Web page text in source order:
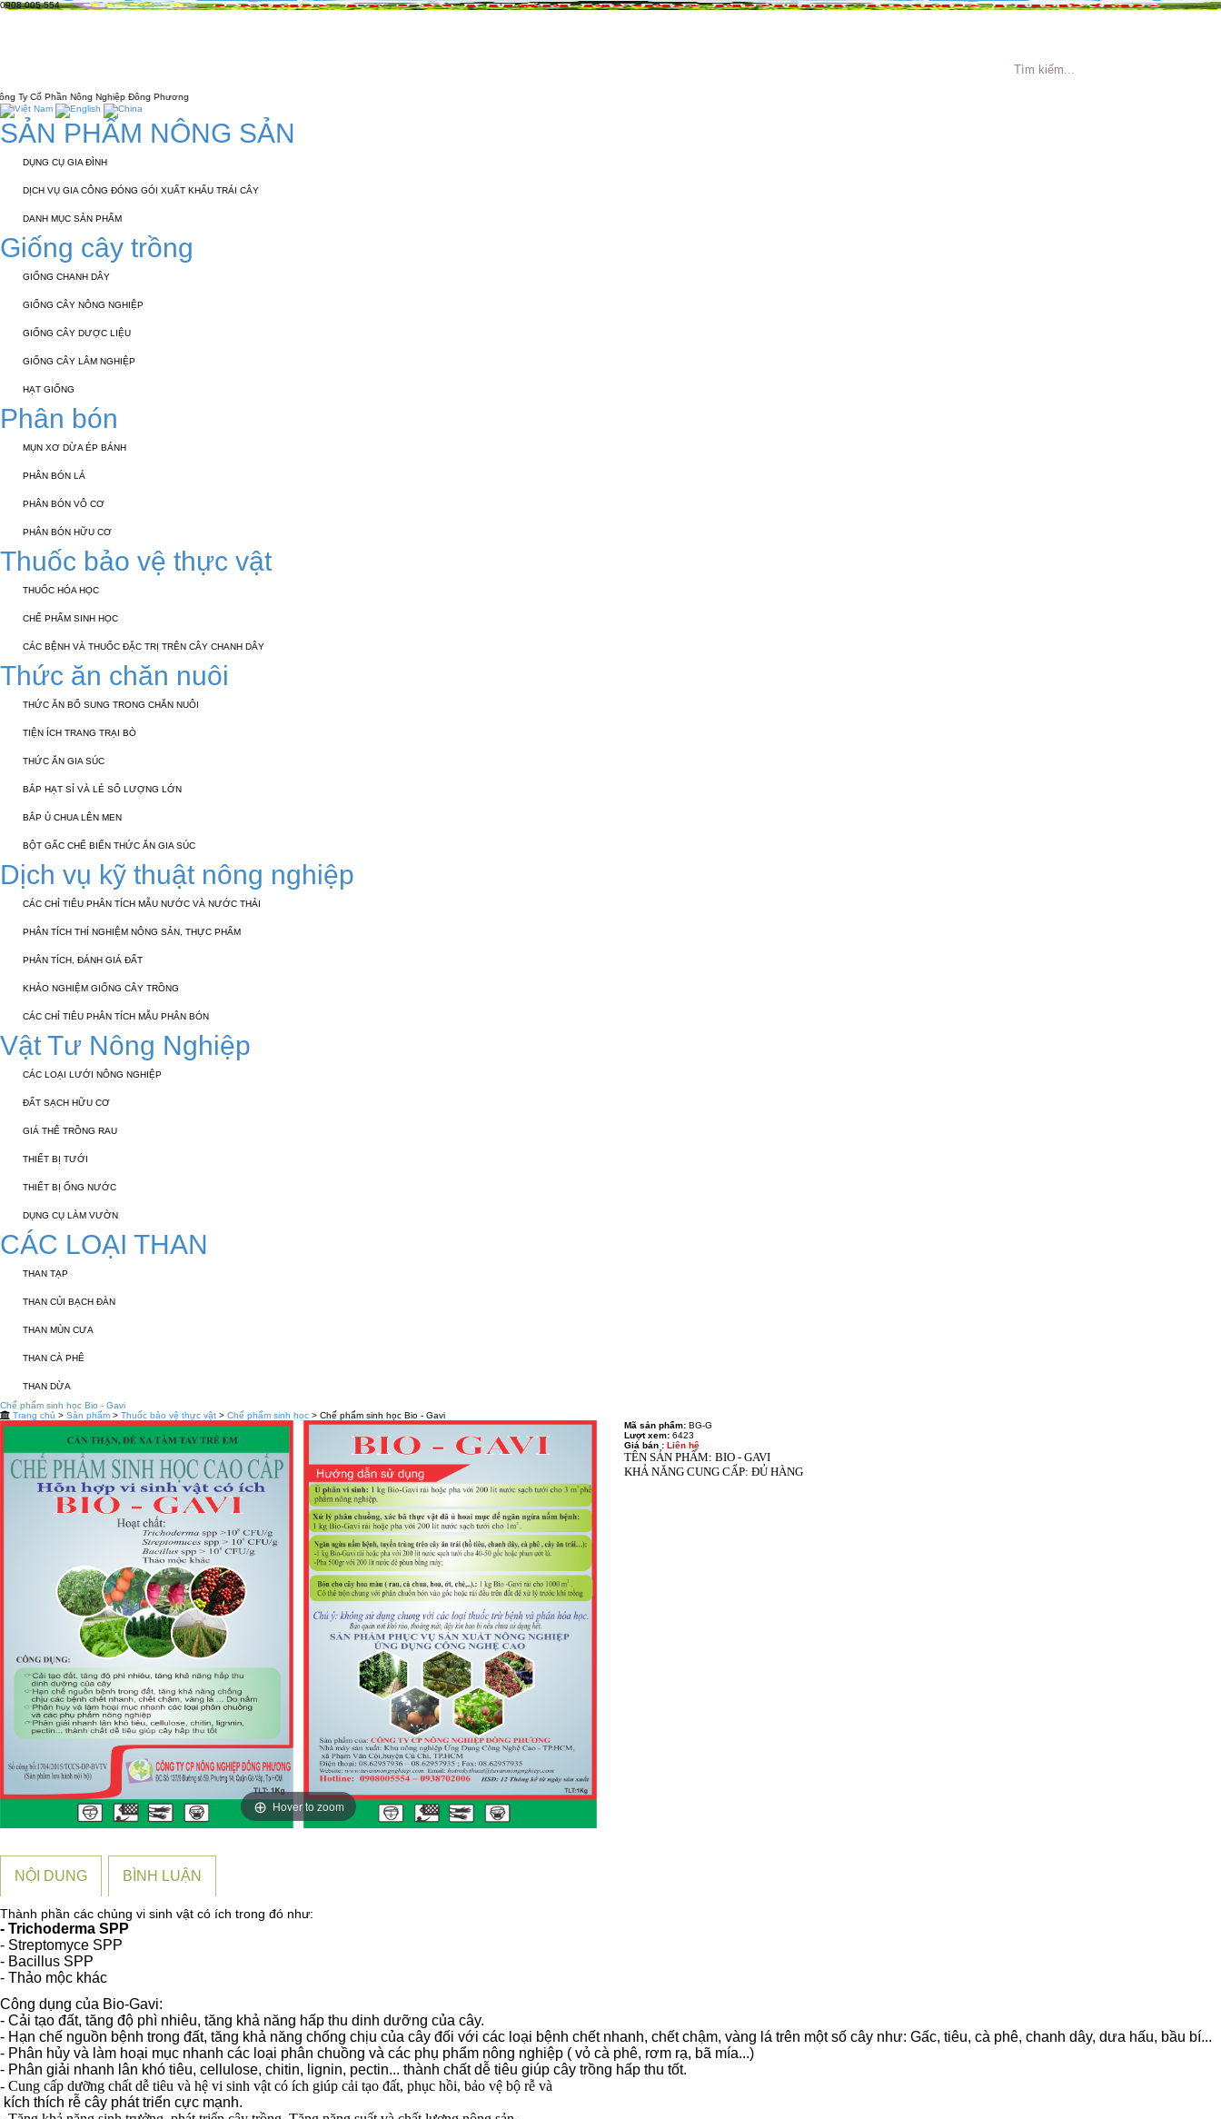
0908 005 554
Nông Nghiệp Đông Phương
SẢN PHẨM NÔNG SẢN
DỤNG CỤ GIA ĐÌNH
DỊCH VỤ GIA CÔNG ĐÓNG GÓI XUẤT KHẨU TRÁI CÂY
DANH MỤC SẢN PHẨM
Giống cây trồng
GIỐNG CHANH DÂY
GIỐNG CÂY NÔNG NGHIỆP
GIỐNG CÂY DƯỢC LIỆU
GIỐNG CÂY LÂM NGHIỆP
HẠT GIỐNG
Phân bón
MỤN XƠ DỪA ÉP BÁNH
PHÂN BÓN LÁ
PHÂN BÓN VÔ CƠ
PHÂN BÓN HỮU CƠ
Thuốc bảo vệ thực vật
THUỐC HÓA HỌC
CHẾ PHẨM SINH HỌC
CÁC BỆNH VÀ THUỐC ĐẶC TRỊ TRÊN CÂY CHANH DÂY
Thức ăn chăn nuôi
THỨC ĂN BỔ SUNG TRONG CHĂN NUÔI
TIỆN ÍCH TRANG TRẠI BÒ
THỨC ĂN GIA SÚC
BẮP HẠT SỈ VÀ LẺ SỐ LƯỢNG LỚN
BẮP Ủ CHUA LÊN MEN
BỘT GẤC CHẾ BIẾN THỨC ĂN GIA SÚC
Dịch vụ kỹ thuật nông nghiệp
CÁC CHỈ TIÊU PHÂN TÍCH MẪU NƯỚC VÀ NƯỚC THẢI
PHÂN TÍCH THÍ NGHIỆM NÔNG SẢN, THỰC PHẨM
PHÂN TÍCH, ĐÁNH GIÁ ĐẤT
KHẢO NGHIỆM GIỐNG CÂY TRỒNG
CÁC CHỈ TIÊU PHÂN TÍCH MẪU PHÂN BÓN
Vật Tư Nông Nghiệp
CÁC LOẠI LƯỚI NÔNG NGHIỆP
ĐẤT SẠCH HỮU CƠ
GIÁ THỂ TRỒNG RAU
THIẾT BỊ TƯỚI
THIẾT BỊ ỐNG NƯỚC
DỤNG CỤ LÀM VƯỜN
CÁC LOẠI THAN
THAN TẠP
THAN CỦI BẠCH ĐÀN
THAN MÙN CƯA
THAN CÀ PHÊ
THAN DỪA
Chế phẩm sinh học Bio - Gavi
Trang chủ > Sản phẩm > Thuốc bảo vệ thực vật > Chế phẩm sinh học > Chế phẩm sinh học Bio - Gavi
Hover to zoom
Mã sản phẩm: BG-G
Lượt xem: 6423
Giá bán : Liên hệ
TÊN SẢN PHẨM: BIO - GAVI
KHẢ NĂNG CUNG CẤP: ĐỦ HÀNG
NỘI DUNG BÌNH LUẬN
Thành phần các chủng vi sinh vật có ích trong đó như:
- Trichoderma SPP
- Streptomyce SPP
- Bacillus SPP
- Thảo mộc khác
Công dụng của Bio-Gavi:
- Cải tạo đất, tăng độ phì nhiêu, tăng khả năng hấp thu dinh dưỡng của cây.
- Hạn chế nguồn bệnh trong đất, tăng khả năng chống chịu của cây đối với các loại bệnh chết nhanh, chết chậm, vàng lá trên một số cây như: Gấc, tiêu, cà phê, chanh dây, dưa hấu, bầu bí...
- Phân hủy và làm hoại mục nhanh các loại phân chuồng và các phụ phẩm nông nghiệp ( vỏ cà phê, rơm rạ, bã mía...)
- Phân giải nhanh lân khó tiêu, cellulose, chitin, lignin, pectin... thành chất dễ tiêu giúp cây trồng hấp thu tốt.
- Cung cấp dưỡng chất dễ tiêu và hệ vi sinh vật có ích giúp cải tạo đất, phục hồi, bảo vệ bộ rễ và
kích thích rễ cây phát triển cực mạnh.